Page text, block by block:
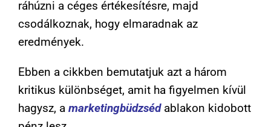
ráhúzni a céges értékesítésre, majd
csodálkoznak, hogy elmaradnak az
eredmények.
Ebben a cikkben bemutatjuk azt a három
kritikus különbséget, amit ha figyelmen kívül
hagysz, a marketingbüdzsédablakon kidobott